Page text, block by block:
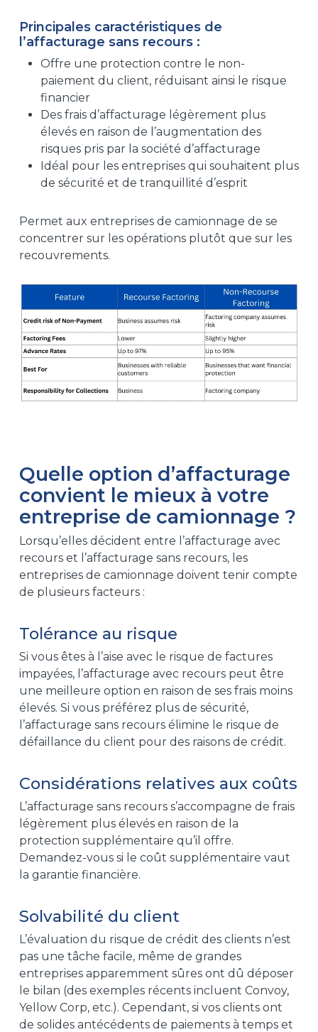
Principales caractéristiques de
l’affacturage sans recours :
Offre une protection contre le non-
paiement du client, réduisant ainsi le risque
financier
Des frais d’affacturage légèrement plus
élevés en raison de l’augmentation des
risques pris par la société d’affacturage
Idéal pour les entreprises qui souhaitent plus
de sécurité et de tranquillité d’esprit
Permet aux entreprises de camionnage de se
concentrer sur les opérations plutôt que sur les
recouvrements.
Quelle option d’affacturage
convient le mieux à votre
entreprise de camionnage ?
Lorsqu’elles décident entre l’affacturage avec
recours et l’affacturage sans recours, les
entreprises de camionnage doivent tenir compte
de plusieurs facteurs :
Tolérance au risque
Si vous êtes à l’aise avec le risque de factures
impayées, l’affacturage avec recours peut être
une meilleure option en raison de ses frais moins
élevés. Si vous préférez plus de sécurité,
l’affacturage sans recours élimine le risque de
défaillance du client pour des raisons de crédit.
Considérations relatives aux coûts
L’affacturage sans recours s’accompagne de frais
légèrement plus élevés en raison de la
protection supplémentaire qu’il offre.
Demandez-vous si le coût supplémentaire vaut
la garantie financière.
Solvabilité du client
L’évaluation du risque de crédit des clients n’est
pas une tâche facile, même de grandes
entreprises apparemment sûres ont dû déposer
le bilan (des exemples récents incluent Convoy,
Yellow Corp, etc.). Cependant, si vos clients ont
de solides antécédents de paiements à temps et